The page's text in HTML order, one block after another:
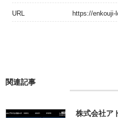
URL https://enkouji-
関連記事
株式会社ア